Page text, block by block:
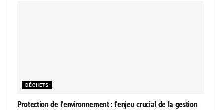
DÉCHETS
Protection de l’environnement : l’enjeu crucial de la gestion